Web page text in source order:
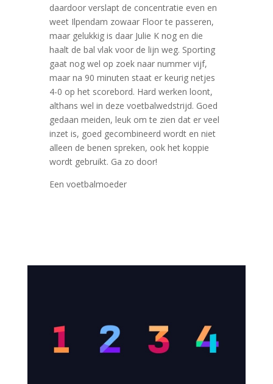
daardoor verslapt de concentratie even en
weet Ilpendam zowaar Floor te passeren,
maar gelukkig is daar Julie K nog en die
haalt de bal vlak voor de lijn weg. Sporting
gaat nog wel op zoek naar nummer vijf,
maar na 90 minuten staat er keurig netjes
4-0 op het scorebord. Hard werken loont,
althans wel in deze voetbalwedstrijd. Goed
gedaan meiden, leuk om te zien dat er veel
inzet is, goed gecombineerd wordt en niet
alleen de benen spreken, ook het koppie
wordt gebruikt. Ga zo door!
Een voetbalmoeder